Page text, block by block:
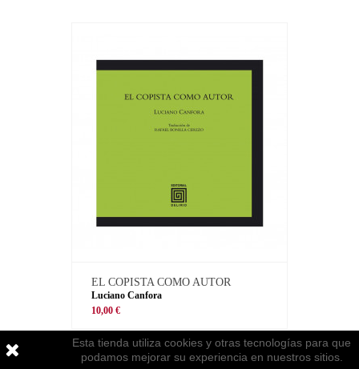
EL COPISTA COMO AUTOR
Luciano Canfora
10,00 €
Esta tienda utiliza cookies y otras tecnologías para que
podamos mejorar su experiencia en nuestros sitios.